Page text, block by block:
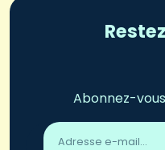
Abonnez-
Adresse
email